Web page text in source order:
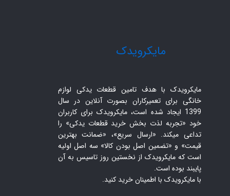
مایکرویدک با هدف تامین قطعات یدکی لوازم
خانگی برای تعمیرکاران بصورت آنلاین در سال
1399 ایجاد شده است، مایکرویدک برای کاربران
خود «تجربه لذت بخش خرید قطعات یدکی» را
تداعی میکند. «ارسال سریع»، «ضمانت بهترین
قیمت» و «تضمین اصل بودن کالا» سه اصل اولیه
است که مایکرویدک از نخستین روز تاسیس به آن
پایبند بوده است.
با مایکرویدک با اطمینان خرید کنید.​​​​​​​
​مایکرویدک